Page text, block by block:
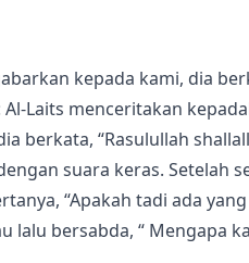
kepada kami, dia
Laits menceritakan
berkata, “Rasulullah
suara keras. Setelah
“Apakah tadi ada
lalu bersabda, “ Mengapa